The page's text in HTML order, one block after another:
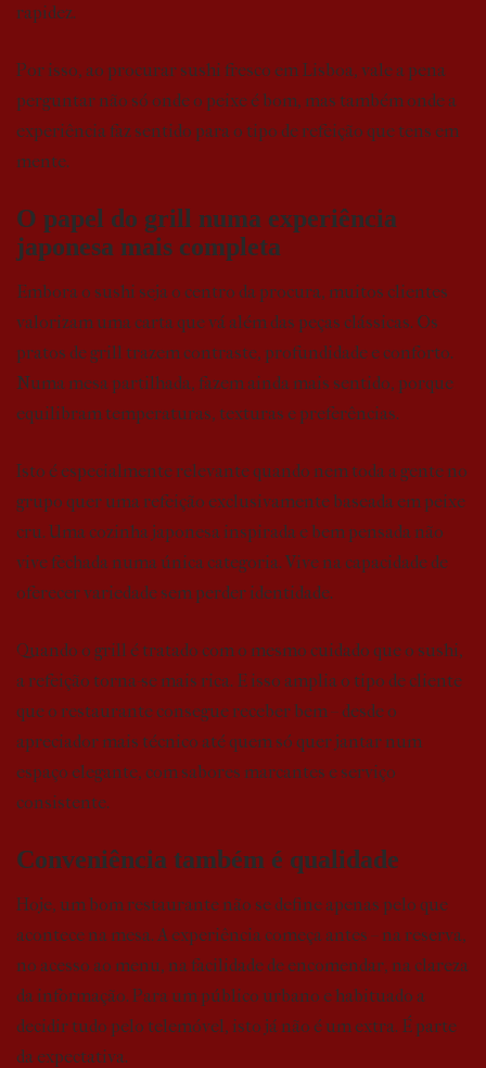
rapidez.
Por isso, ao procurar sushi fresco em Lisboa, vale a pena
perguntar não só onde o peixe é bom, mas também onde a
experiência faz sentido para o tipo de refeição que tens em
mente.
O papel do grill numa experiência
japonesa mais completa
Embora o sushi seja o centro da procura, muitos clientes
valorizam uma carta que vá além das peças clássicas. Os
pratos de grill trazem contraste, profundidade e conforto.
Numa mesa partilhada, fazem ainda mais sentido, porque
equilibram temperaturas, texturas e preferências.
Isto é especialmente relevante quando nem toda a gente no
grupo quer uma refeição exclusivamente baseada em peixe
cru. Uma cozinha japonesa inspirada e bem pensada não
vive fechada numa única categoria. Vive na capacidade de
oferecer variedade sem perder identidade.
Quando o grill é tratado com o mesmo cuidado que o sushi,
a refeição torna-se mais rica. E isso amplia o tipo de cliente
que o restaurante consegue receber bem – desde o
apreciador mais técnico até quem só quer jantar num
espaço elegante, com sabores marcantes e serviço
consistente.
Conveniência também é qualidade
Hoje, um bom restaurante não se define apenas pelo que
acontece na mesa. A experiência começa antes – na reserva,
no acesso ao menu, na facilidade de encomendar, na clareza
da informação. Para um público urbano e habituado a
decidir tudo pelo telemóvel, isto já não é um extra. É parte
da expectativa.